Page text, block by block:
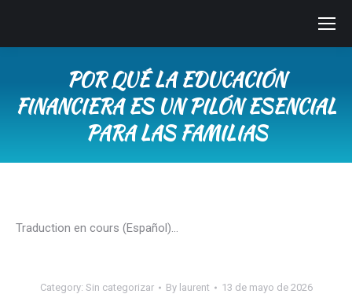
POR QUÉ LA EDUCACIÓN
FINANCIERA ES UN PILÓN ESENCIAL
PARA LAS FAMILIAS
Traduction en cours (Español)…
Category: Sin categorizar By laurent 13 de mayo de 2026